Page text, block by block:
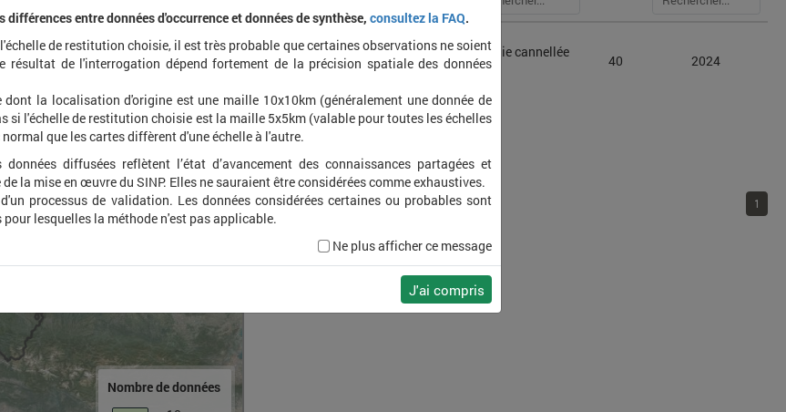
Nombre de données
Agrochola lychnidis
Xanthie cannellée
(La)
40 2024
1
différences entre données d'occurrence et données de synthèse, consultez la FAQ.
de restitution choisie, il est très probable que certaines observations ne soient
résultat de l'interrogation dépend fortement de la précision spatiale des données
dont la localisation d'origine est une maille 10x10km (généralement une donnée de
si l'échelle de restitution choisie est la maille 5x5km (valable pour toutes les échelles
que les cartes diffèrent d'une échelle à l'autre.
diffusées reflètent l’état d’avancement des connaissances partagées et
la mise en œuvre du SINP. Elles ne sauraient être considérées comme exhaustives.
processus de validation. Les données considérées certaines ou probables sont
lesquelles la méthode n'est pas applicable.
Ne plus afficher ce message
J'ai compris